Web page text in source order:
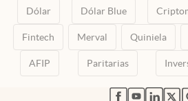
Dólar Dólar Blue
Fintech Merval Quiniela
AFIP Paritarias
abre enabre en
abre